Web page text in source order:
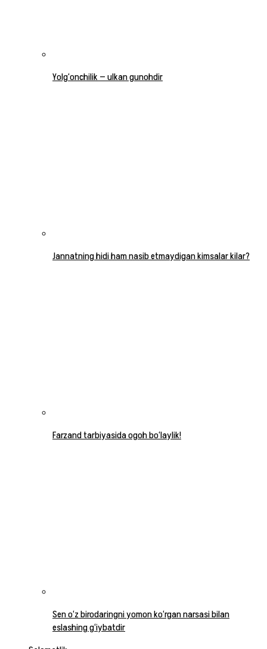
Yolg‘onchilik — ulkan gunohdir
Jannatning hidi ham nasib etmaydigan kimsalar kilar?
Farzand tarbiyasida ogoh bo‘laylik!
Sen o‘z birodaringni yomon ko‘rgan narsasi bilan
eslashing g‘iybatdir